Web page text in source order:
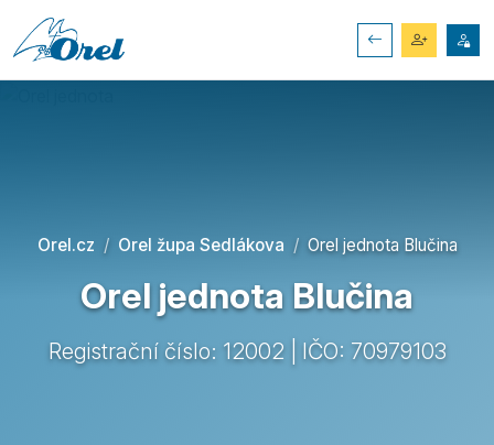
Orel.cz Orel župa Sedlákova Orel jednota Blučina
Orel jednota Blučina
Registrační číslo: 12002 | IČO: 70979103